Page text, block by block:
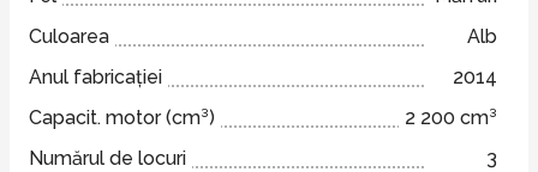
Culoarea
Alb
Anul fabricației
2014
Capacit. motor (cm³)
2 200 cm³
Numărul de locuri
3